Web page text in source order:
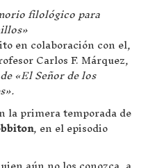
filológico para
en colaboración con el,
Carlos F. Márquez,
«El Señor de los
la primera temporada de
, en el episodio